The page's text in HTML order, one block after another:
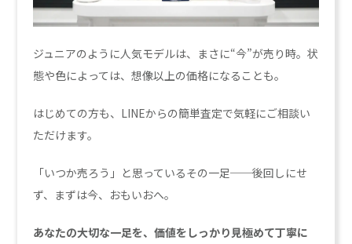
ジュニアのように人気モデルは、まさに“今”が売り時。状
態や色によっては、想像以上の価格になることも。
はじめての方も、LINEからの簡単査定で気軽にご相談い
ただけます。
「いつか売ろう」と思っているその一足──後回しにせ
ず、まずは今、おもいおへ。
あなたの大切な一足を、価値をしっかり見極めて丁寧に